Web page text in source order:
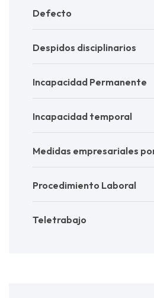
Defecto
Despidos disciplinarios
Incapacidad Permanente
Incapacidad temporal
Medidas empresariales
Procedimiento Laboral
Teletrabajo